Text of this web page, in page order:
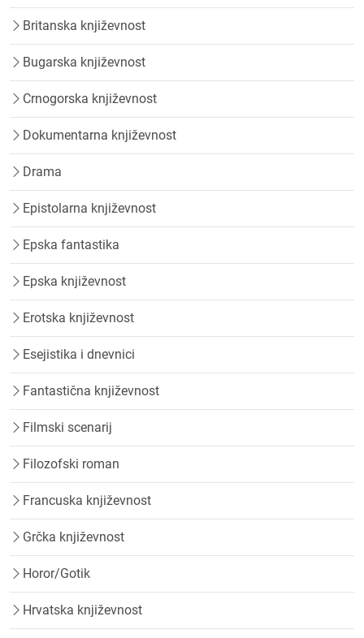
Britanska književnost
Bugarska književnost
Crnogorska književnost
Dokumentarna književnost
Drama
Epistolarna književnost
Epska fantastika
Epska književnost
Erotska književnost
Esejistika i dnevnici
Fantastična književnost
Filmski scenarij
Filozofski roman
Francuska književnost
Grčka književnost
Horor/Gotik
Hrvatska književnost